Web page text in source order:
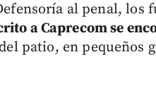
al penal, los
a Caprecom se
patio, en pequeños